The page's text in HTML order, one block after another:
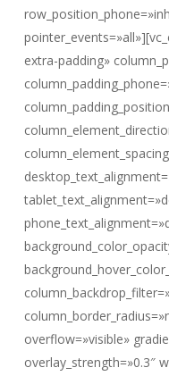
extra-padding»
overflow=»visible»
overlay_strength=»0.3″